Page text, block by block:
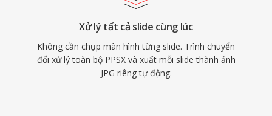
Xử lý tất cả slide cùng lúc
Không cần chụp màn hình từng slide. Trình chuyển
đổi xử lý toàn bộ PPSX và xuất mỗi slide thành ảnh
JPG riêng tự động.